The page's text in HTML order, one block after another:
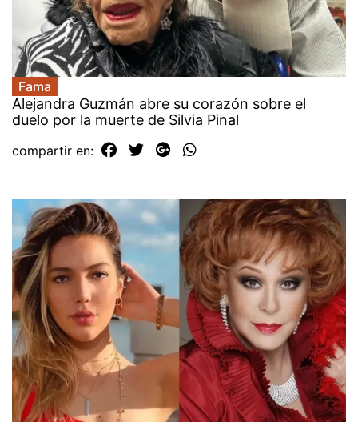
Fama
Alejandra Guzmán abre su corazón sobre el
duelo por la muerte de Silvia Pinal
compartir en: